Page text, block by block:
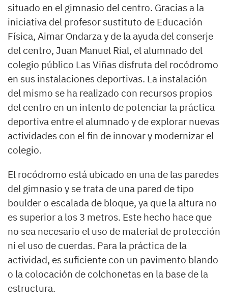
situado en el gimnasio del centro. Gracias a la
iniciativa del profesor sustituto de Educación
Física, Aimar Ondarza y de la ayuda del conserje
del centro, Juan Manuel Rial, el alumnado del
colegio público Las Viñas disfruta del rocódromo
en sus instalaciones deportivas. La instalación
del mismo se ha realizado con recursos propios
del centro en un intento de potenciar la práctica
deportiva entre el alumnado y de explorar nuevas
actividades con el fin de innovar y modernizar el
colegio.
El rocódromo está ubicado en una de las paredes
del gimnasio y se trata de una pared de tipo
boulder o escalada de bloque, ya que la altura no
es superior a los 3 metros. Este hecho hace que
no sea necesario el uso de material de protección
ni el uso de cuerdas. Para la práctica de la
actividad, es suficiente con un pavimento blando
o la colocación de colchonetas en la base de la
estructura.